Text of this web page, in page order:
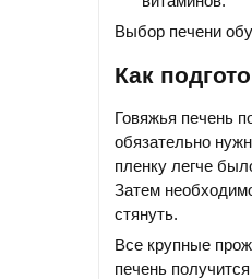
Выбор печени
Как
Говяжья печень
обязательно
пленку легче
Затем
стянуть.
Все крупные
печень